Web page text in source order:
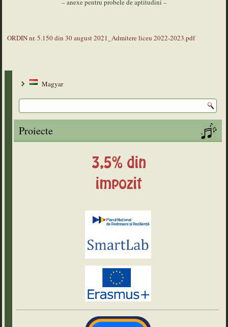
– anexe pentru probele de aptitudini –
ORDIN nr. 5.150 din 30 august 2021_Admitere liceu 2022-2023.pdf
Magyar
Proiecte